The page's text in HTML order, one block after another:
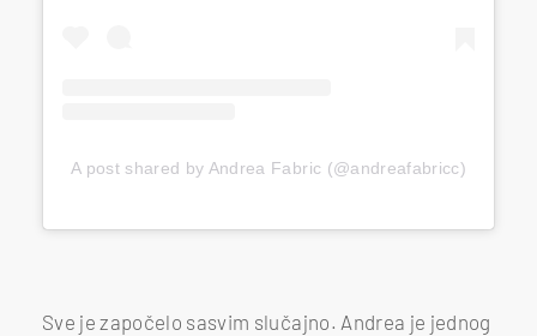
A post shared by Andrea Fabric (@andreafabricc)
Sve je započelo sasvim slučajno. Andrea je jednog